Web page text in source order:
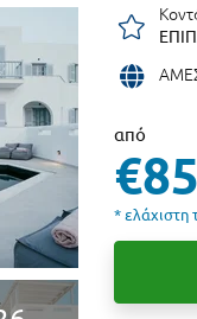
από
€85
* ελάχιστη